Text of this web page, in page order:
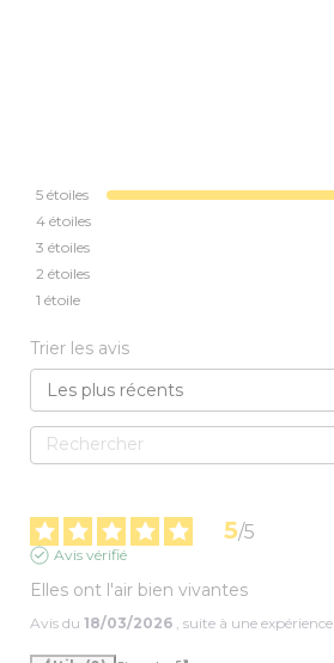
5 étoiles
4 étoiles
3 étoiles
2 étoiles
1 étoile
Trier les avis
5/5
Avis vérifié
Elles ont l'air bien vivantes
Avis du 18/03/2026 , suite à une